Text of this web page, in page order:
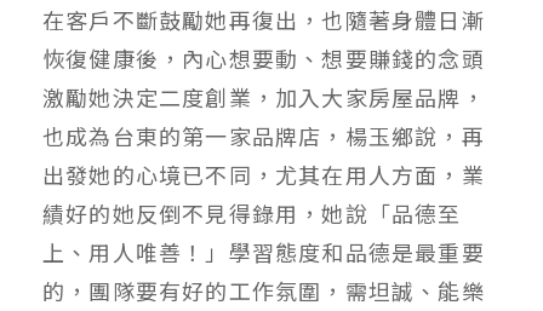
在客戶不斷鼓勵她再復出，也隨著身體日漸
恢復健康後，內心想要動、想要賺錢的念頭
激勵她決定二度創業，加入大家房屋品牌，
也成為台東的第一家品牌店，楊玉鄉說，再
出發她的心境已不同，尤其在用人方面，業
績好的她反倒不見得錄用，她說「品德至
上、用人唯善！」學習態度和品德是最重要
的，團隊要有好的工作氛圍，需坦誠、能樂